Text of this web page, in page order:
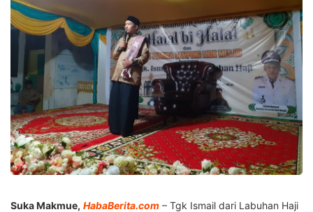
Suka Makmue, HabaBerita.com – Tgk Ismail dari Labuhan Haji